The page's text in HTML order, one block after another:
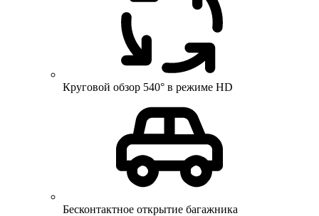
Круговой обзор 540° в режиме HD
Бесконтактное открытие багажника